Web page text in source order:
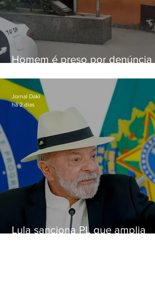
Homem é preso por denúncia
Alcântara
Lula sanciona PL que amplia
Jornal Daki
há 2 dias